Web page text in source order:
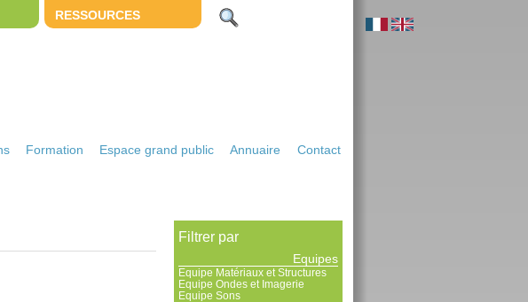
RESSOURCES
Formation Espace grand public Annuaire Contact
Filtrer par
Equipes
Equipe Matériaux et Structures
Equipe Ondes et Imagerie
Equipe Sons